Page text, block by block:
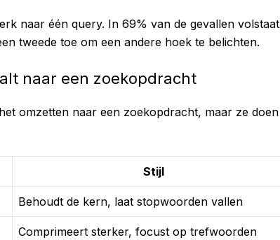
naar één query. In 69% van de gevallen volstaat
tweede toe om een andere hoek te belichten.
naar een zoekopdracht
omzetten naar een zoekopdracht, maar ze doen
Stijl
Behoudt de kern, laat stopwoorden vallen
Comprimeert sterker, focust op trefwoorden